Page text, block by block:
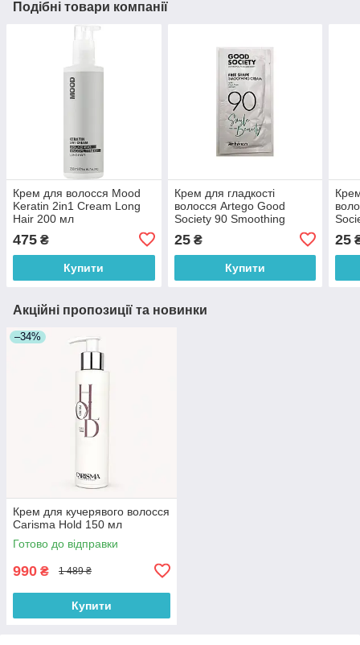
Подібні товари компанії
Крем для волосся Mood
Keratin 2in1 Cream Long
Hair 200 мл
475 ₴
Купити
Крем для гладкості
волосся Artego Good
Society 90 Smoothing
25₴
Купити
25
Акційні пропозиції та новинки
–34%
Крем для кучерявого волосся
Carisma Hold 150 мл
Готово до відправки
990 ₴ 1 489 ₴
Купити